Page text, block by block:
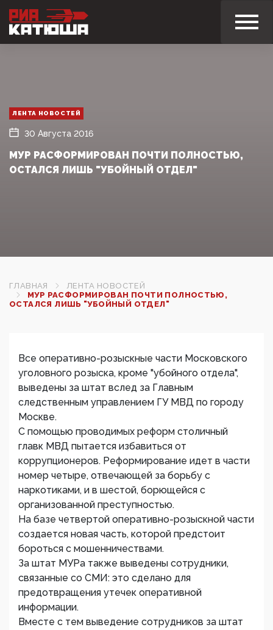
ЛЕНТА НОВОСТЕЙ
30 Августа 2016
МУР РАСФОРМИРОВАН ПОЧТИ ПОЛНОСТЬЮ,
ОСТАЛСЯ ЛИШЬ "УБОЙНЫЙ ОТДЕЛ"
ГЛАВНАЯ
ЛЕНТА НОВОСТЕЙ
МУР РАСФОРМИРОВАН ПОЧТИ ПОЛНОСТЬЮ,
ОСТАЛСЯ ЛИШЬ "УБОЙНЫЙ ОТДЕЛ"
Все оперативно-розыскные части Московского
уголовного розыска, кроме "убойного отдела",
выведены за штат вслед за Главным
следственным управлением ГУ МВД по городу
Москве.
С помощью проводимых реформ столичный
главк МВД пытается избавиться от
коррупционеров. Реформирование идет в части
номер четыре, отвечающей за борьбу с
наркотиками, и в шестой, борющейся с
организованной преступностью.
На базе четвертой оперативно-розыскной части
создается новая часть, которой предстоит
бороться с мошенничествами.
За штат МУРа также выведены сотрудники,
связанные со СМИ: это сделано для
предотвращения утечек оперативной
информации.
Вместе с тем выведение сотрудников за штат